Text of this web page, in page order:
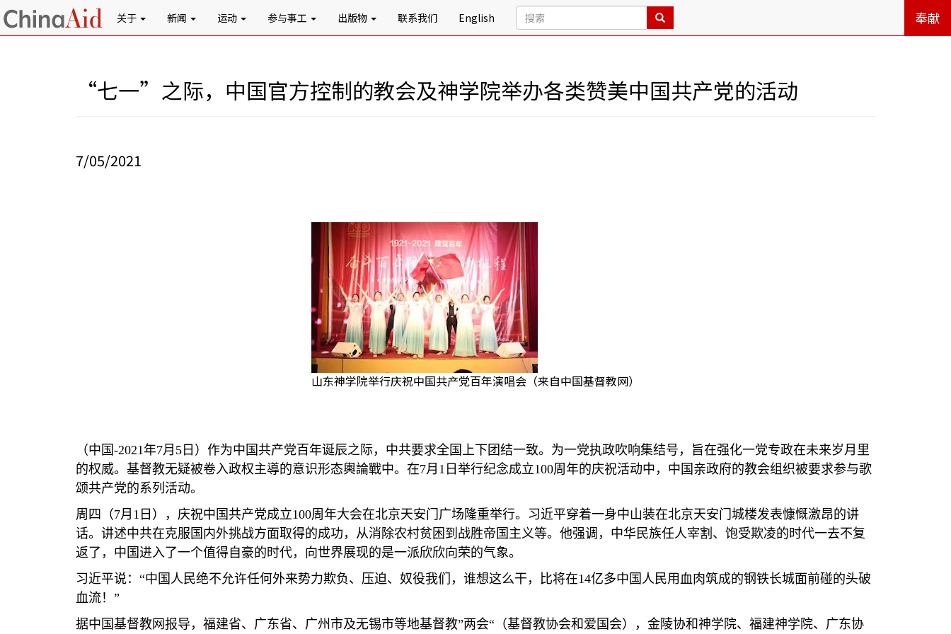
关于 新闻 运动 参与事工 出版物 联系我们 English 奉献
“七一”之际，中国官方控制的教会及神学院举办各类赞美中国共产党的活动
7/05/2021
山东神学院举行庆祝中国共产党百年演唱会（来自中国基督教网）
（中国-2021年7月 5 日）作为中国共产党百年诞辰之际，中共要求全国上下团结一致。为一党执政吹响集结号，旨在强化一党专政在未来岁月里
的权威。基督教无疑被卷入政权主導的意识形态輿論戰中。在7月 1 日举行纪念成立100周年的庆祝活动中，中国亲政府的教会组织被要求参与歌
颂共产党的系列活动。
周四（7月 1 日），庆祝中国共产党成立100周年大会在北京天安门广场隆重举行。习近平穿着一身中山装在北京天安门城楼发表慷慨激昂的讲
话。讲述中共在克服国内外挑战方面取得的成功，从消除农村贫困到战胜帝国主义等。他强调，中华民族任人宰割、饱受欺凌的时代一去不复
返了，中国进入了一个值得自豪的时代，向世界展现的是一派欣欣向荣的气象。
习近平说：“中国人民绝不允许任何外来势力欺负、压迫、奴役我们，谁想这么干，比将在14亿多中国人民用血肉筑成的钢铁长城面前碰的头破
血流！”
据中国基督教网报导，福建省、广东省、广州市及无锡市等地基督教”两会“（基督教协会和爱国会），金陵协和神学院、福建神学院、广东协